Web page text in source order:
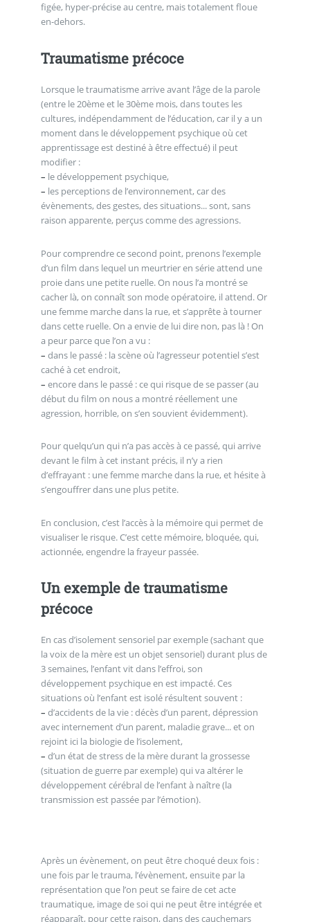
figée, hyper-précise au centre, mais totalement floue
en-dehors.
Traumatisme précoce
Lorsque le traumatisme arrive avant l’âge de la parole
(entre le 20ème et le 30ème mois, dans toutes les
cultures, indépendamment de l’éducation, car il y a un
moment dans le développement psychique où cet
apprentissage est destiné à être effectué) il peut
modifier :
– le développement psychique,
– les perceptions de l’environnement, car des
évènements, des gestes, des situations... sont, sans
raison apparente, perçus comme des agressions.
Pour comprendre ce second point, prenons l’exemple
d’un film dans lequel un meurtrier en série attend une
proie dans une petite ruelle. On nous l’a montré se
cacher là, on connaît son mode opératoire, il attend. Or
une femme marche dans la rue, et s’apprête à tourner
dans cette ruelle. On a envie de lui dire non, pas là ! On
a peur parce que l’on a vu :
– dans le passé : la scène où l’agresseur potentiel s’est
caché à cet endroit,
– encore dans le passé : ce qui risque de se passer (au
début du film on nous a montré réellement une
agression, horrible, on s’en souvient évidemment).
Pour quelqu’un qui n’a pas accès à ce passé, qui arrive
devant le film à cet instant précis, il n’y a rien
d’effrayant : une femme marche dans la rue, et hésite à
s’engouffrer dans une plus petite.
En conclusion, c’est l’accès à la mémoire qui permet de
visualiser le risque. C’est cette mémoire, bloquée, qui,
actionnée, engendre la frayeur passée.
Un exemple de traumatisme
précoce
En cas d’isolement sensoriel par exemple (sachant que
la voix de la mère est un objet sensoriel) durant plus de
3 semaines, l’enfant vit dans l’effroi, son
développement psychique en est impacté. Ces
situations où l’enfant est isolé résultent souvent :
– d’accidents de la vie : décès d’un parent, dépression
avec internement d’un parent, maladie grave... et on
rejoint ici la biologie de l’isolement,
– d’un état de stress de la mère durant la grossesse
(situation de guerre par exemple) qui va altérer le
développement cérébral de l’enfant à naître (la
transmission est passée par l’émotion).
Après un évènement, on peut être choqué deux fois :
une fois par le trauma, l’évènement, ensuite par la
représentation que l’on peut se faire de cet acte
traumatique, image de soi qui ne peut être intégrée et
réapparaît, pour cette raison, dans des cauchemars